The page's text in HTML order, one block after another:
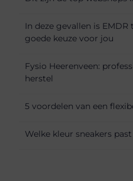
In deze gevallen is
goede keuze voor jou
Fysio Heerenveen:
herstel
5 voordelen van een
Welke kleur sneakers